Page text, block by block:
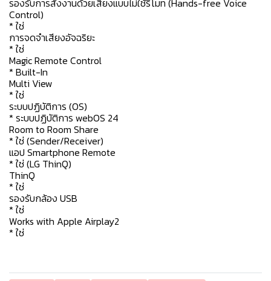
รองรับการสั่งงานด้วยเสียงแบบไม่ใช้รีโมท (Hands-free Voice
Control)
* ใช่
การจดจำเสียงอัจฉริยะ
* ใช่
Magic Remote Control
* Built-In
Multi View
* ใช่
ระบบปฏิบัติการ (OS)
* ระบบปฏิบัติการ webOS 24
Room to Room Share
* ใช่ (Sender/Receiver)
แอป Smartphone Remote
* ใช่ (LG ThinQ)
ThinQ
* ใช่
รองรับกล้อง USB
* ใช่
Works with Apple Airplay2
* ใช่